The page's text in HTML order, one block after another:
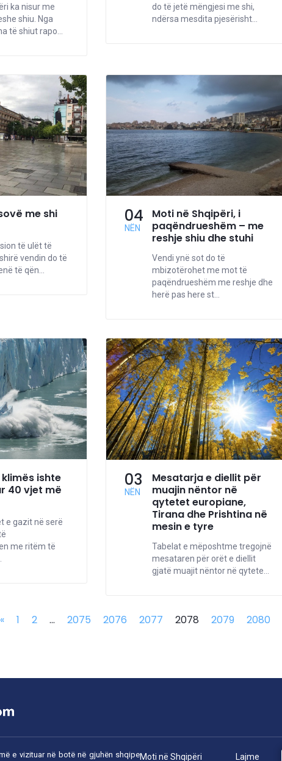
ka nisur me
shiu. Nga
të shiut rapo...
do të jetë mëngjesi me shi,
ndërsa mesdita pjesërisht...
me shi
të ulët të
vendin do të
të qën...
04
NËN
Moti në Shqipëri, i
paqëndrueshëm – me
reshje shiu dhe stuhi
Vendi ynë sot do të
mbizotërohet me mot të
paqëndrueshëm me reshje dhe
herë pas here st...
ishte
40 vjet më
e gazit në serë
me ritëm të
03
NËN
Mesatarja e diellit për
muajin nëntor në
qytetet europiane,
Tirana dhe Prishtina në
mesin e tyre
Tabelat e mëposhtme tregojnë
mesataren për orët e diellit
gjatë muajit nëntor në qytete...
« 1 2 ... 2075 2076 2077 2078 2079 2080
e vizituar në botë në gjuhën shqipeMoti në Shqipëri Lajme